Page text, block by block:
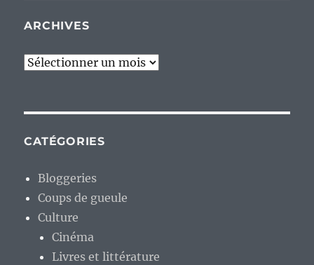
ARCHIVES
Archives
CATÉGORIES
Bloggeries
Coups de gueule
Culture
Cinéma
Livres et littérature